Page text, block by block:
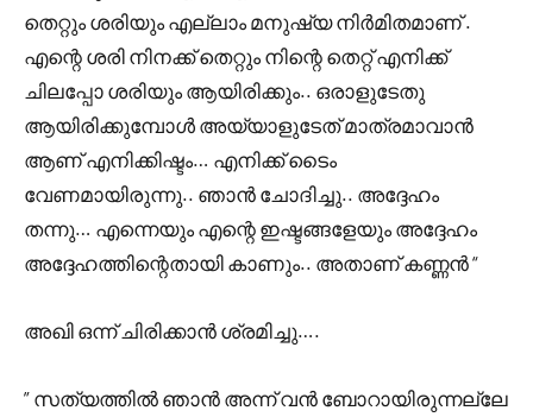
തെറ്റും ശരിയും എല്ലാം മനുഷ്യ നിർമിതമാണ് .
എന്റെ ശരി നിനക്ക് തെറ്റും നിന്റെ തെറ്റ് എനിക്ക്
ചിലപ്പോ ശരിയും ആയിരിക്കും.. ഒരാളുടേതു
ആയിരിക്കുമ്പോൾ അയ്യാളുടേത്‌ മാത്രമാവാൻ
ആണ് എനിക്കിഷ്ടം… എനിക്ക് ടൈം
വേണമായിരുന്നു.. ഞാൻ ചോദിച്ചു.. അദ്ദേഹം
തന്നു… എന്നെയും എന്റെ ഇഷ്ടങ്ങളേയും അദ്ദേഹം
അദ്ദേഹത്തിന്റെതായി കാണും.. അതാണ് കണ്ണൻ “
അഖി ഒന്ന് ചിരിക്കാൻ ശ്രമിച്ചു….
” സത്യത്തിൽ ഞാൻ അന്ന് വൻ ബോറായിരുന്നല്ലേ